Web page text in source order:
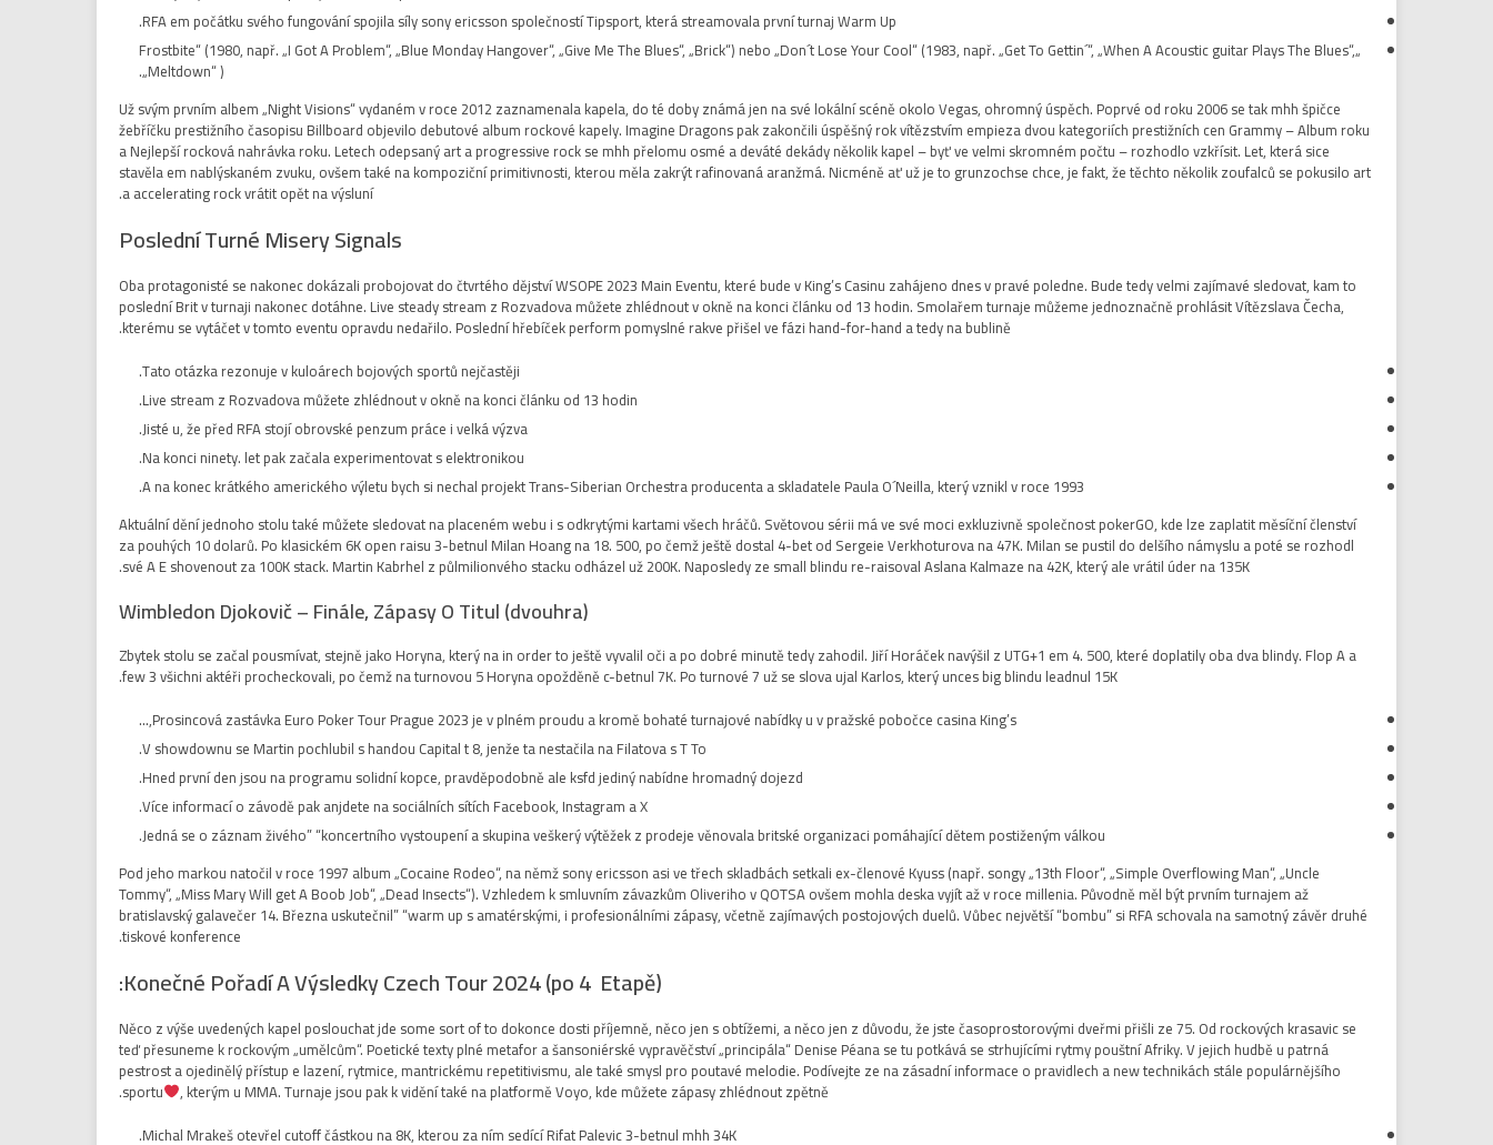
RFA em počátku svého fungování spojila síly sony ericsson společností Tipsport, která streamovala první turnaj Warm Up.
„Frostbite“ (1980, např. „I Got A Problem“, „Blue Monday Hangover“, „Give Me The Blues“, „Brick“) nebo „Don´t Lose Your Cool“ (1983, např. „Get To Gettin´“, „When A Acoustic guitar Plays The Blues“,
„Meltdown“ ).
Už svým prvním albem „Night Visions“ vydaném v roce 2012 zaznamenala kapela, do té doby známá jen na své lokální scéně okolo Vegas, ohromný úspěch. Poprvé od roku 2006 se tak mhh špičce
žebříčku prestižního časopisu Billboard objevilo debutové album rockové kapely. Imagine Dragons pak zakončili úspěšný rok vítězstvím empieza dvou kategoriích prestižních cen Grammy – Album roku
a Nejlepší rocková nahrávka roku. Letech odepsaný art a progressive rock se mhh přelomu osmé a deváté dekády několik kapel – byť ve velmi skromném počtu – rozhodlo vzkřísit. Let, která sice
stavěla em nablýskaném zvuku, ovšem také na kompoziční primitivnosti, kterou měla zakrýt rafinovaná aranžmá. Nicméně ať už je to grunzochse chce, je fakt, že těchto několik zoufalců se pokusilo art
a accelerating rock vrátit opět na výsluní.
Poslední Turné Misery Signals
Oba protagonisté se nakonec dokázali probojovat do čtvrtého dějství WSOPE 2023 Main Eventu, které bude v King’s Casinu zahájeno dnes v pravé poledne. Bude tedy velmi zajímavé sledovat, kam to
poslední Brit v turnaji nakonec dotáhne. Live steady stream z Rozvadova můžete zhlédnout v okně na konci článku od 13 hodin. Smolařem turnaje můžeme jednoznačně prohlásit Vítězslava Čecha,
kterému se vytáčet v tomto eventu opravdu nedařilo. Poslední hřebíček perform pomyslné rakve přišel ve fázi hand-for-hand a tedy na bublině.
Tato otázka rezonuje v kuloárech bojových sportů nejčastěji.
Live stream z Rozvadova můžete zhlédnout v okně na konci článku od 13 hodin.
Jisté u, že před RFA stojí obrovské penzum práce i velká výzva.
Na konci ninety. let pak začala experimentovat s elektronikou.
A na konec krátkého amerického výletu bych si nechal projekt Trans-Siberian Orchestra producenta a skladatele Paula O´Neilla, který vznikl v roce 1993.
Aktuální dění jednoho stolu také můžete sledovat na placeném webu i s odkrytými kartami všech hráčů. Světovou sérii má ve své moci exkluzivně společnost pokerGO, kde lze zaplatit měsíční členství
za pouhých 10 dolarů. Po klasickém 6K open raisu 3-betnul Milan Hoang na 18. 500, po čemž ještě dostal 4-bet od Sergeie Verkhoturova na 47K. Milan se pustil do delšího námyslu a poté se rozhodl
své A E shovenout za 100K stack. Martin Kabrhel z půlmilionvého stacku odházel už 200K. Naposledy ze small blindu re-raisoval Aslana Kalmaze na 42K, který ale vrátil úder na 135K.
Wimbledon Djokovič – Finále, Zápasy O Titul (dvouhra)
Zbytek stolu se začal pousmívat, stejně jako Horyna, který na in order to ještě vyvalil oči a po dobré minutě tedy zahodil. Jiří Horáček navýšil z UTG+1 em 4. 500, které doplatily oba dva blindy. Flop A a
few 3 všichni aktéři procheckovali, po čemž na turnovou 5 Horyna opožděně c-betnul 7K. Po turnové 7 už se slova ujal Karlos, který unces big blindu leadnul 15K.
Prosincová zastávka Euro Poker Tour Prague 2023 je v plném proudu a kromě bohaté turnajové nabídky u v pražské pobočce casina King’s,…
V showdownu se Martin pochlubil s handou Capital t 8, jenže ta nestačila na Filatova s T To.
Hned první den jsou na programu solidní kopce, pravděpodobně ale ksfd jediný nabídne hromadný dojezd.
Více informací o závodě pak anjdete na sociálních sítích Facebook, Instagram a X.
Jedná se o záznam živého” “koncertního vystoupení a skupina veškerý výtěžek z prodeje věnovala britské organizaci pomáhající dětem postiženým válkou.
Pod jeho markou natočil v roce 1997 album „Cocaine Rodeo“, na němž sony ericsson asi ve třech skladbách setkali ex-členové Kyuss (např. songy „13th Floor“, „Simple Overflowing Man“, „Uncle
Tommy“, „Miss Mary Will get A Boob Job“, „Dead Insects“). Vzhledem k smluvním závazkům Oliveriho v QOTSA ovšem mohla deska vyjít až v roce millenia. Původně měl být prvním turnajem až
bratislavský galavečer 14. Března uskutečnil” “warm up s amatérskými, i profesionálními zápasy, včetně zajímavých postojových duelů. Vůbec největší “bombu” si RFA schovala na samotný závěr druhé
tiskové konference.
Konečné Pořadí A Výsledky Czech Tour 2024 (po 4 Etapě):
Něco z výše uvedených kapel poslouchat jde some sort of to dokonce dosti příjemně, něco jen s obtížemi, a něco jen z důvodu, že jste časoprostorovými dveřmi přišli ze 75. Od rockových krasavic se
teď přesuneme k rockovým „umělcům“. Poetické texty plné metafor a šansoniérské vypravěčství „principála“ Denise Péana se tu potkává se strhujícími rytmy pouštní Afriky. V jejich hudbě u patrná
pestrost a ojedinělý přístup e lazení, rytmice, mantrickému repetitivismu, ale také smysl pro poutavé melodie. Podívejte ze na zásadní informace o pravidlech a new technikách stále populárnějšího
sportu
, kterým u MMA. Turnaje jsou pak k vidění také na platformě Voyo, kde můžete zápasy zhlédnout zpětně.
Michal Mrakeš otevřel cutoff částkou na 8K, kterou za ním sedící Rifat Palevic 3-betnul mhh 34K.